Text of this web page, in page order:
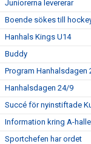
Juniorerna levererar
Boende sökes till
Hanhals Kings U14
Buddy
Program Hanhalsdagen
Hanhalsdagen 24/9
Succé för nyinstiftade
Information kring A-
Sportchefen har ordet